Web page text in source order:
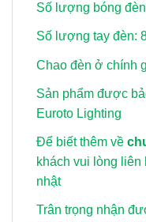
Số lượng bóng
Số lượng tay đèn:
Chao đèn ở chính
Sản phẩm được
Euroto Lighting
Để biết thêm về
khách vui lòng
nhật
Trân trọng nhận